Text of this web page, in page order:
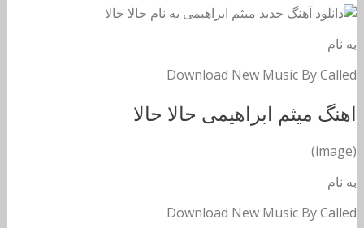
به نام
Download New Music By Called
اهنگ میثم ابراهیمی حالا حالا
(image)
به نام
Download New Music By Called